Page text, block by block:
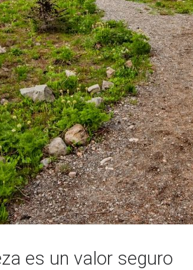
es un valor seguro